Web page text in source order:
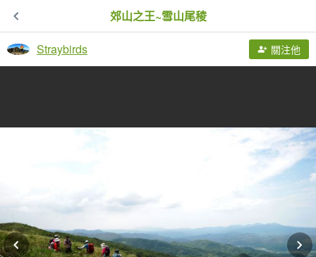
郊山之王~雪山尾稜
Straybirds 關注他